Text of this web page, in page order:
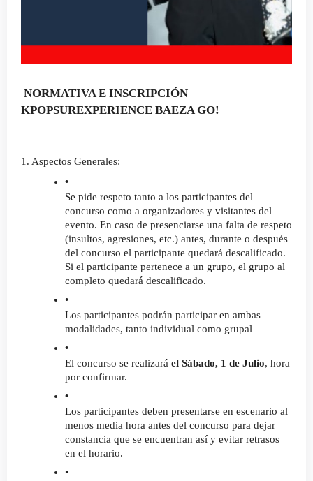
NORMATIVA E INSCRIPCIÓN
KPOPSUREXPERIENCE BAEZA GO!
1. Aspectos Generales:
Se pide respeto tanto a los participantes del
concurso como a organizadores y visitantes del
evento. En caso de presenciarse una falta de respeto
(insultos, agresiones, etc.) antes, durante o después
del concurso el participante quedará descalificado.
Si el participante pertenece a un grupo, el grupo al
completo quedará descalificado.
Los participantes podrán participar en ambas
modalidades, tanto individual como grupal
El concurso se realizará el Sábado, 1 de Julio, hora
por confirmar.
Los participantes deben presentarse en escenario al
menos media hora antes del concurso para dejar
constancia que se encuentran así y evitar retrasos
en el horario.